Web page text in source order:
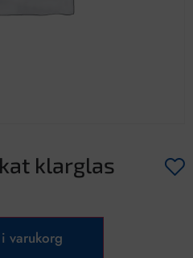
klarglas
varukorg